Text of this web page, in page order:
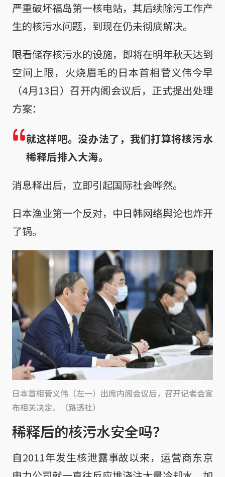
严重破坏福岛第一核电站，其后续除污工作产
生的核污水问题，到现在仍未彻底解决。
眼看储存核污水的设施，即将在明年秋天达到
空间上限，火烧眉毛的日本首相菅义伟今早
（4月13日）召开内阁会议后，正式提出处理
方案：
就这样吧。没办法了，我们打算将核污水
稀释后排入大海。
消息释出后，立即引起国际社会哗然。
日本渔业第一个反对，中日韩网络舆论也炸开
了锅。
日本首相菅义伟（左一）出席内阁会议后，召开记者会宣
布相关决定。（路透社）
稀释后的核污水安全吗？
自2011年发生核泄露事故以来，运营商东京